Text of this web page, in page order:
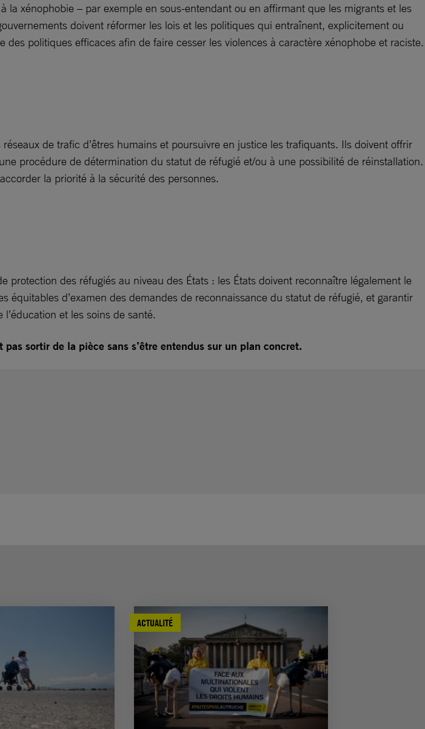
xénophobie – par exemple en sous-entendant ou en affirmant que les migrants et les
doivent réformer les lois et les politiques qui entraînent, explicitement ou
politiques efficaces afin de faire cesser les violences à caractère xénophobe et raciste.
de trafic d’êtres humains et poursuivre en justice les trafiquants. Ils doivent offrir
procédure de détermination du statut de réfugié et/ou à une possibilité de réinstallation.
la priorité à la sécurité des personnes.
des réfugiés au niveau des États : les États doivent reconnaître légalement le
équitables d’examen des demandes de reconnaissance du statut de réfugié, et garantir
et les soins de santé.
sortir de la pièce sans s’être entendus sur un plan concret.
ACTUALITÉ